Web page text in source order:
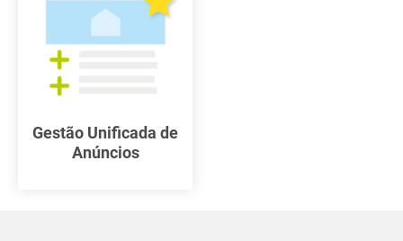
Gestão Unificada de
Anúncios